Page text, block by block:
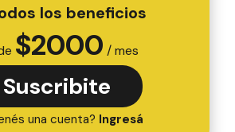
los beneficios
$2000 / mes
Suscribite
una cuenta? Ingresá